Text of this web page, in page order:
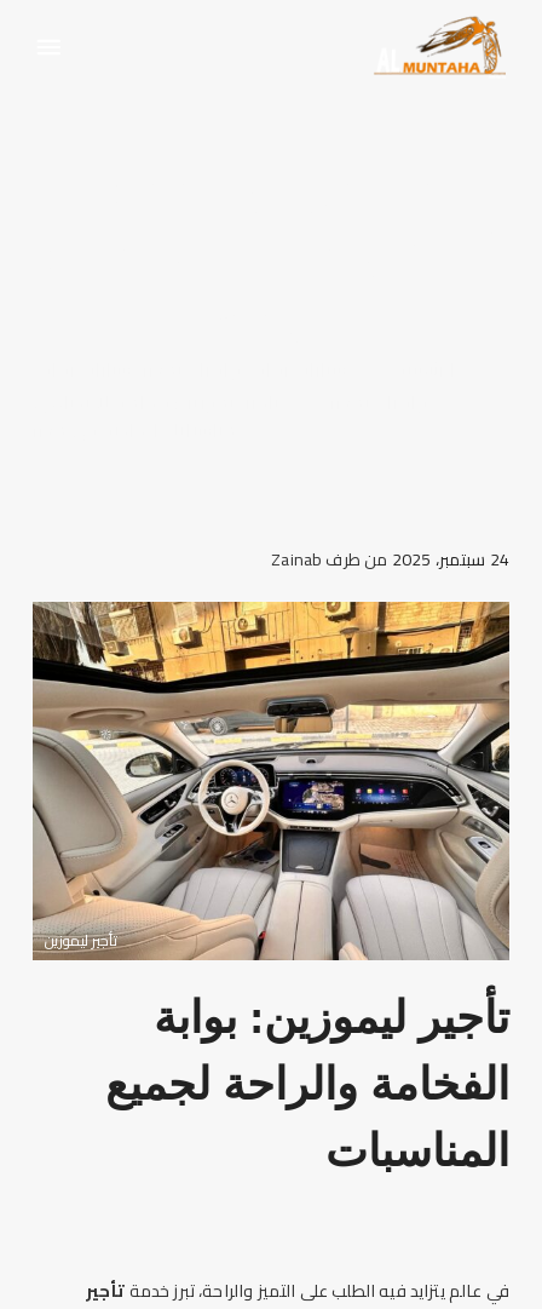
24 سبتمبر، 2025 من طرفZainab
تأجير ليموزين
تأجير ليموزين: بوابة
الفخامة والراحة لجميع
المناسبات
في عالم يتزايد فيه الطلب على التميز والراحة، تبرز خدمةتأجير